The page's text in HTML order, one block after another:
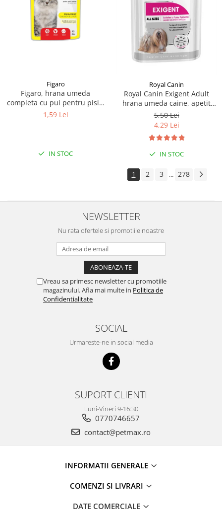
Figaro
Figaro, hrana umeda
completa cu pui pentru pisici
adulte 85 g
1,59 Lei
IN STOC
Royal Canin
Royal Canin Exigent Adult
hrana umeda caine, apetit
capricios (Loaf), 85 g
5,50 Lei
4,29 Lei
IN STOC
1 2 3 ... 278
NEWSLETTER
Nu rata ofertele si promotiile noastre
Vreau sa primesc newsletter cu promotiile
magazinului. Afla mai multe in Politica de
Confidentialitate
SOCIAL
Urmareste-ne in social media
SUPORT CLIENTI
Luni-Vineri 9-16:30
0770746657
contact@petmax.ro
INFORMATII GENERALE
COMENZI SI LIVRARI
DATE COMERCIALE